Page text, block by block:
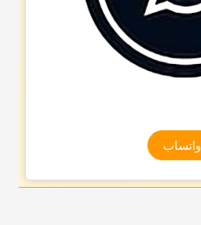
واتساب